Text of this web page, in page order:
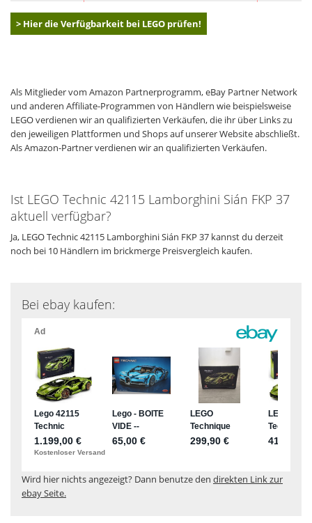
> Hier die Verfügbarkeit bei LEGO prüfen!
Als Mitglieder vom Amazon Partnerprogramm, eBay Partner Network
und anderen Affiliate-Programmen von Händlern wie beispielsweise
LEGO verdienen wir an qualifizierten Verkäufen, die ihr über Links zu
den jeweiligen Plattformen und Shops auf unserer Website abschließt.
Als Amazon-Partner verdienen wir an qualifizierten Verkäufen.
Ist LEGO Technic 42115 Lamborghini Sián FKP 37
aktuell verfügbar?
Ja, LEGO Technic 42115 Lamborghini Sián FKP 37 kannst du derzeit
noch bei 10 Händlern im brickmerge Preisvergleich kaufen.
Bei ebay kaufen:
Wird hier nichts angezeigt? Dann benutze den direkten Link zur
ebay Seite.